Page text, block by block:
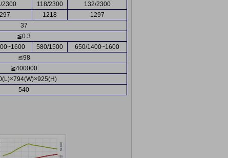
2300 118/2300
132/2300
1218
1297
37
≦0.3
580/1500
650/1400~1600
≦98
≧400000
540